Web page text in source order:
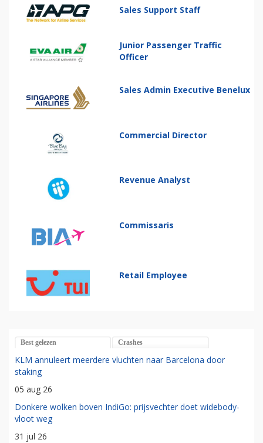
Sales Support Staff
Junior Passenger Traffic
Officer
Sales Admin Executive Benelux
Commercial Director
Revenue Analyst
Commissaris
Retail Employee
Best gelezen Crashes
KLM annuleert meerdere vluchten naar Barcelona door
staking
05 aug 26
Donkere wolken boven IndiGo: prijsvechter doet widebody-
vloot weg
31 jul 26